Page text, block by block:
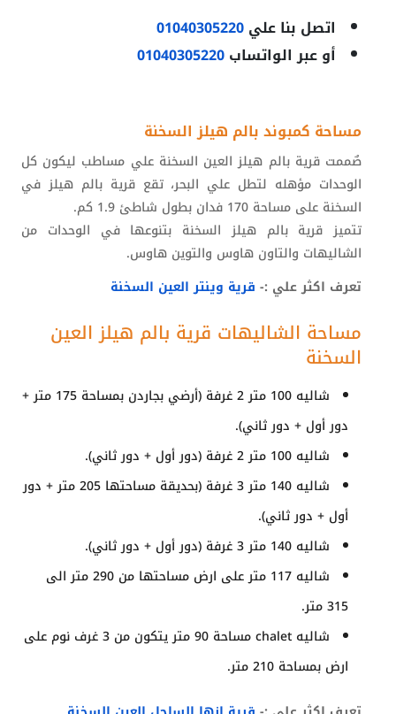
اتصل بنا علي01040305220
أو عبر الواتساب01040305220
مساحة كمبوند بالم هيلز السخنة
صٌممت قرية بالم هيلز العين السخنة علي مساطب ليكون كل
الوحدات مؤهله لتطل علي البحر، تقع قرية بالم هيلز في
السخنة على مساحة 170 فدان بطول شاطئ 1.9 كم.
تتميز قرية بالم هيلز السخنة بتنوعها في الوحدات من
الشاليهات والتاون هاوس والتوين هاوس.
تعرف اكثر علي :- قرية وينتر العين السخنة
مساحة الشاليهات قرية بالم هيلز العين
السخنة
شاليه 100 متر 2 غرفة (أرضي بجاردن بمساحة 175 متر +
دور أول + دور ثاني).
شاليه 100 متر 2 غرفة (دور أول + دور ثاني).
شاليه 140 متر 3 غرفة (بحديقة مساحتها 205 متر + دور
أول + دور ثاني).
شاليه 140 متر 3 غرفة (دور أول + دور ثاني).
شاليه 117 متر على ارض مساحتها من 290 متر الى
315 متر.
شاليه chalet مساحة 90 متر يتكون من 3 غرف نوم على
ارض بمساحة 210 متر.